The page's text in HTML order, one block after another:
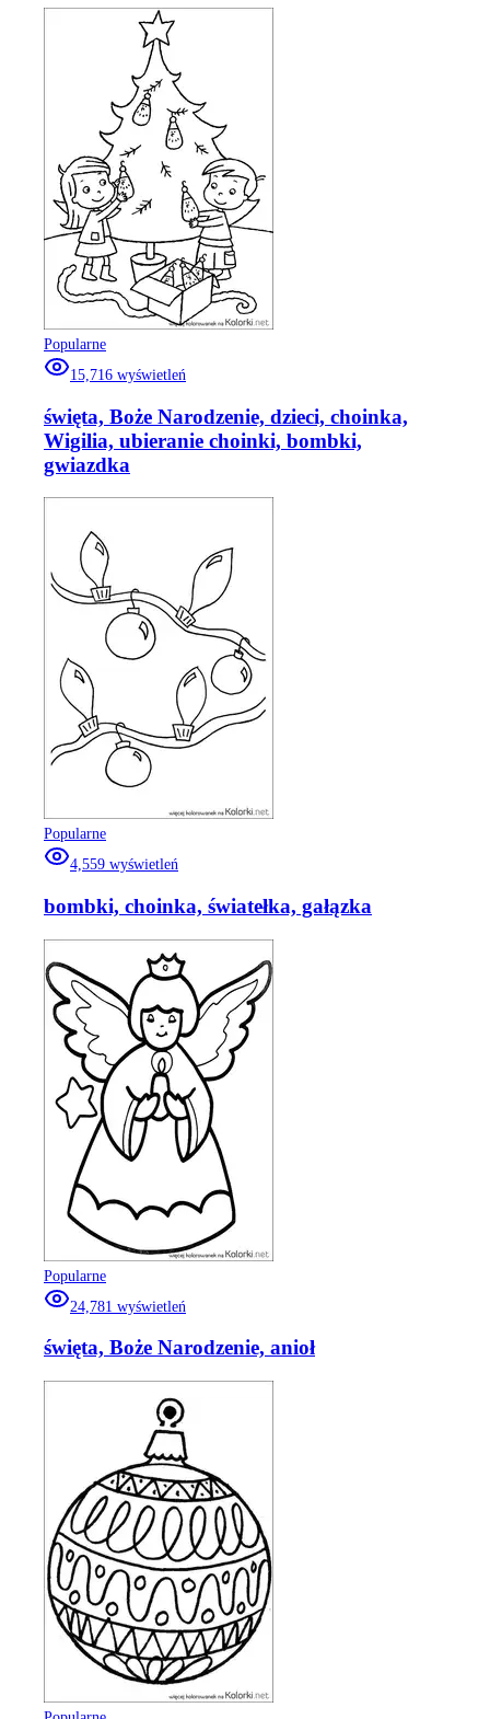
Popularne
15,716 wyświetleń
święta, Boże Narodzenie, dzieci, choinka,
Wigilia, ubieranie choinki, bombki,
gwiazdka
Popularne
4,559 wyświetleń
bombki, choinka, światełka, gałązka
Popularne
24,781 wyświetleń
święta, Boże Narodzenie, anioł